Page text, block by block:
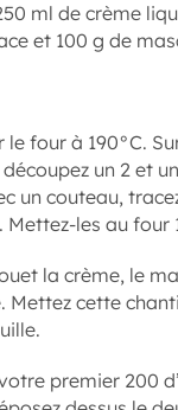
ml de crème
et 100 g de
le four à 190°C.
un 2 et
un couteau,
Mettez-les au four
la crème, le
Mettez cette
premier 200